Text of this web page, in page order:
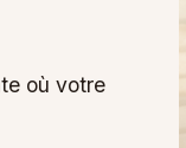
où votre